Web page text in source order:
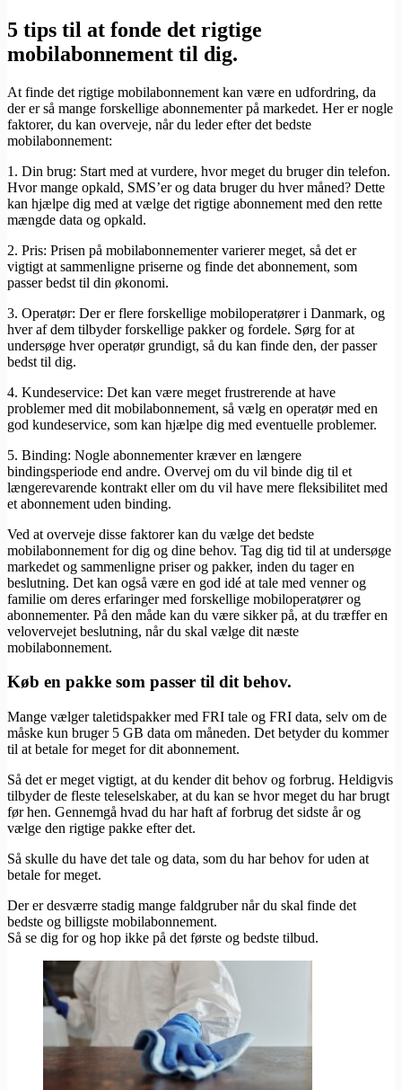
5 tips til at fonde det rigtige
mobilabonnement til dig.
At finde det rigtige mobilabonnement kan være en udfordring, da
der er så mange forskellige abonnementer på markedet. Her er nogle
faktorer, du kan overveje, når du leder efter det bedste
mobilabonnement:
1. Din brug: Start med at vurdere, hvor meget du bruger din telefon.
Hvor mange opkald, SMS’er og data bruger du hver måned? Dette
kan hjælpe dig med at vælge det rigtige abonnement med den rette
mængde data og opkald.
2. Pris: Prisen på mobilabonnementer varierer meget, så det er
vigtigt at sammenligne priserne og finde det abonnement, som
passer bedst til din økonomi.
3. Operatør: Der er flere forskellige mobiloperatører i Danmark, og
hver af dem tilbyder forskellige pakker og fordele. Sørg for at
undersøge hver operatør grundigt, så du kan finde den, der passer
bedst til dig.
4. Kundeservice: Det kan være meget frustrerende at have
problemer med dit mobilabonnement, så vælg en operatør med en
god kundeservice, som kan hjælpe dig med eventuelle problemer.
5. Binding: Nogle abonnementer kræver en længere
bindingsperiode end andre. Overvej om du vil binde dig til et
længerevarende kontrakt eller om du vil have mere fleksibilitet med
et abonnement uden binding.
Ved at overveje disse faktorer kan du vælge det bedste
mobilabonnement for dig og dine behov. Tag dig tid til at undersøge
markedet og sammenligne priser og pakker, inden du tager en
beslutning. Det kan også være en god idé at tale med venner og
familie om deres erfaringer med forskellige mobiloperatører og
abonnementer. På den måde kan du være sikker på, at du træffer en
velovervejet beslutning, når du skal vælge dit næste
mobilabonnement.
Køb en pakke som passer til dit behov.
Mange vælger taletidspakker med FRI tale og FRI data, selv om de
måske kun bruger 5 GB data om måneden. Det betyder du kommer
til at betale for meget for dit abonnement.
Så det er meget vigtigt, at du kender dit behov og forbrug. Heldigvis
tilbyder de fleste teleselskaber, at du kan se hvor meget du har brugt
før hen. Gennemgå hvad du har haft af forbrug det sidste år og
vælge den rigtige pakke efter det.
Så skulle du have det tale og data, som du har behov for uden at
betale for meget.
Der er desværre stadig mange faldgruber når du skal finde det
bedste og billigste mobilabonnement.
Så se dig for og hop ikke på det første og bedste tilbud.